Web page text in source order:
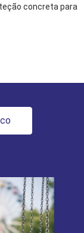
concreta para